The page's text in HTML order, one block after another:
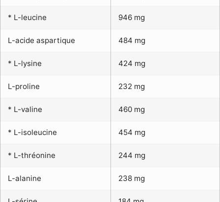
* L-leucine 946 mg
L-acide aspartique 484 mg
* L-lysine 424 mg
L-proline 232 mg
* L-valine 460 mg
* L-isoleucine 454 mg
* L-thréonine 244 mg
L-alanine 238 mg